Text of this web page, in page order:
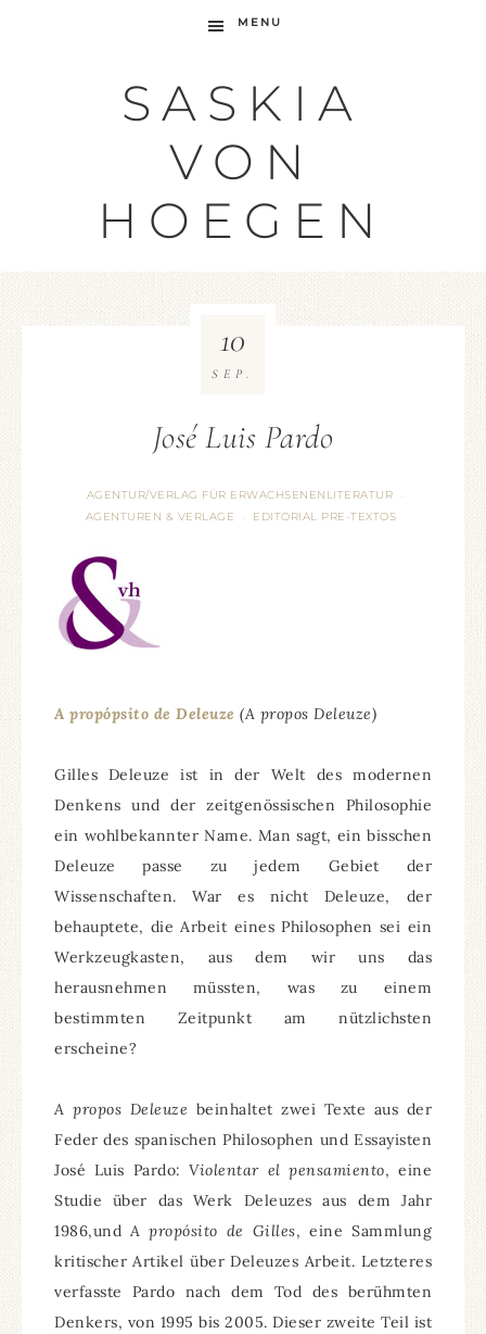
MENU
SASKIA
VON
HOEGEN
José Luis Pardo
AGENTUR/VERLAG FÜR ERWACHSENENLITERATUR
AGENTUREN & VERLAGE EDITORIAL PRE-TEXTOS
10
SEP.
A propópsito de Deleuze (A propos Deleuze)
Gilles Deleuze ist in der Welt des modernen
Denkens und der zeitgenössischen Philosophie
ein wohlbekannter Name. Man sagt, ein bisschen
Deleuze passe zu jedem Gebiet der
Wissenschaften. War es nicht Deleuze, der
behauptete, die Arbeit eines Philosophen sei ein
Werkzeugkasten, aus dem wir uns das
herausnehmen müssten, was zu einem
bestimmten Zeitpunkt am nützlichsten
erscheine?
A propos Deleuze beinhaltet zwei Texte aus der
Feder des spanischen Philosophen und Essayisten
José Luis Pardo:Violentar el pensamiento, eine
Studie über das Werk Deleuzes aus dem Jahr
1986,und A propósito de Gilles, eine Sammlung
kritischer Artikel über Deleuzes Arbeit. Letzteres
verfasste Pardo nach dem Tod des berühmten
Denkers, von 1995 bis 2005. Dieser zweite Teil ist